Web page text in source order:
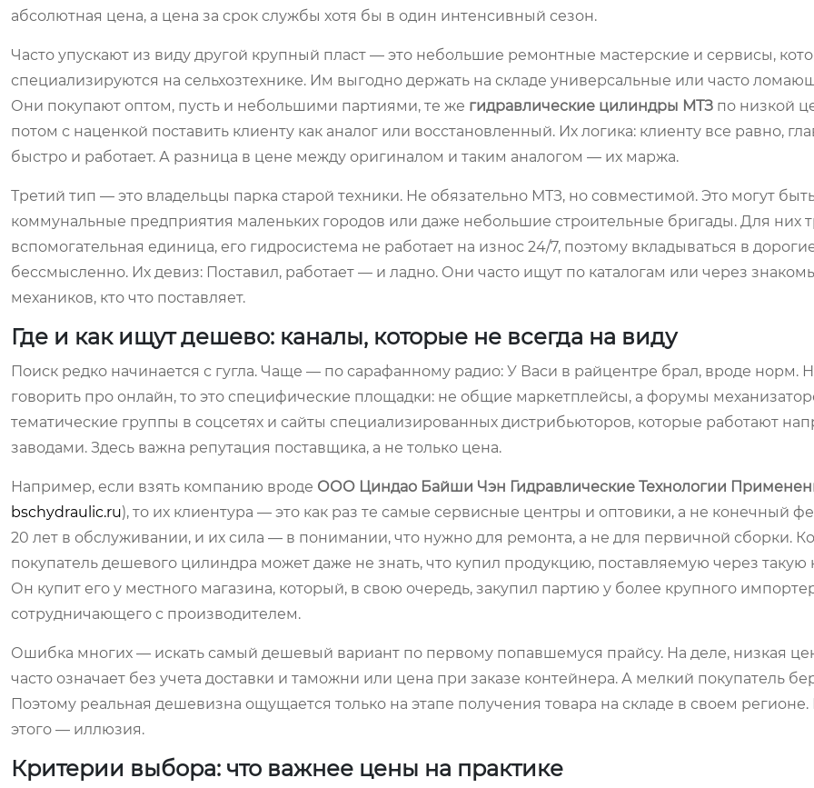
абсолютная цена, а цена за срок службы хотя бы в один интенсивный сезон.
Часто упускают из виду другой крупный пласт — это небольшие ремонтные мастерские и сервисы,
специализируются на сельхозтехнике. Им выгодно держать на складе универсальные или часто
Они покупают оптом, пусть и небольшими партиями, те же гидравлические цилиндры МТЗ по низкой
потом с наценкой поставить клиенту как аналог или восстановленный. Их логика: клиенту все равно,
быстро и работает. А разница в цене между оригиналом и таким аналогом — их маржа.
Третий тип — это владельцы парка старой техники. Не обязательно МТЗ, но совместимой. Это могут
коммунальные предприятия маленьких городов или даже небольшие строительные бригады. Для них
вспомогательная единица, его гидросистема не работает на износ 24/7, поэтому вкладываться в
бессмысленно. Их девиз: Поставил, работает — и ладно. Они часто ищут по каталогам или через
механиков, кто что поставляет.
Где и как ищут дешево: каналы, которые не всегда на виду
Поиск редко начинается с гугла. Чаще — по сарафанному радио: У Васи в райцентре брал, вроде норм.
говорить про онлайн, то это специфические площадки: не общие маркетплейсы, а форумы
тематические группы в соцсетях и сайты специализированных дистрибьюторов, которые работают
заводами. Здесь важна репутация поставщика, а не только цена.
Например, если взять компанию вроде ООО Циндао Байши Чэн Гидравлические Технологии
bschydraulic.ru), то их клиентура — это как раз те самые сервисные центры и оптовики, а не конечный
20 лет в обслуживании, и их сила — в понимании, что нужно для ремонта, а не для первичной сборки.
покупатель дешевого цилиндра может даже не знать, что купил продукцию, поставляемую через
Он купит его у местного магазина, который, в свою очередь, закупил партию у более крупного
сотрудничающего с производителем.
Ошибка многих — искать самый дешевый вариант по первому попавшемуся прайсу. На деле, низкая
часто означает без учета доставки и таможни или цена при заказе контейнера. А мелкий покупатель
Поэтому реальная дешевизна ощущается только на этапе получения товара на складе в своем регионе.
этого — иллюзия.
Критерии выбора: что важнее цены на практике